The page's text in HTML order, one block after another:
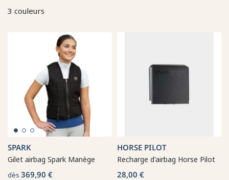
3 couleurs
SPARK
Gilet airbag Spark Manège
dès 369,90 €
HORSE PILOT
Recharge d'airbag Horse Pilot
28,00 €